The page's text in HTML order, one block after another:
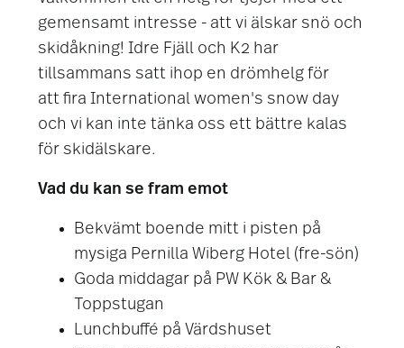
gemensamt intresse - att vi älskar snö och
skidåkning! Idre Fjäll och K2 har
tillsammans satt ihop en drömhelg för
att fira International women's snow day
och vi kan inte tänka oss ett bättre kalas
för skidälskare.
Vad du kan se fram emot
Bekvämt boende mitt i pisten på
mysiga Pernilla Wiberg Hotel (fre-sön)
Goda middagar på PW Kök & Bar &
Toppstugan
Lunchbuffé på Värdshuset